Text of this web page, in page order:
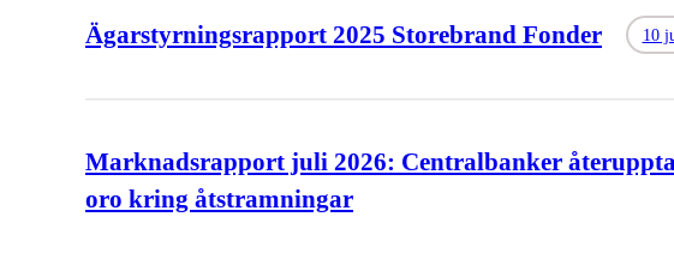
Ägarstyrningsrapport 2025 Storebrand Fonder 10
Marknadsrapport juli 2026: Centralbanker
oro kring åtstramningar